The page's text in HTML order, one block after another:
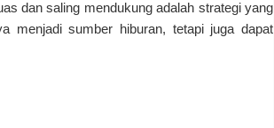
dan saling mendukung adalah strategi yang
menjadi sumber hiburan, tetapi juga dapat